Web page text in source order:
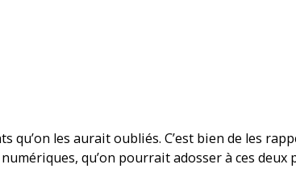
qu’on les aurait oubliés. C’est bien de les
qu’on pourrait adosser à ces deux